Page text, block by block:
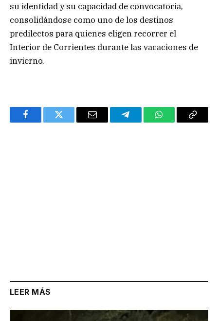
su identidad y su capacidad de convocatoria,
consolidándose como uno de los destinos
predilectos para quienes eligen recorrer el
Interior de Corrientes durante las vacaciones de
invierno.
FacebookTwitter Email TelegramWhatsAppCopy
LEER MÁS